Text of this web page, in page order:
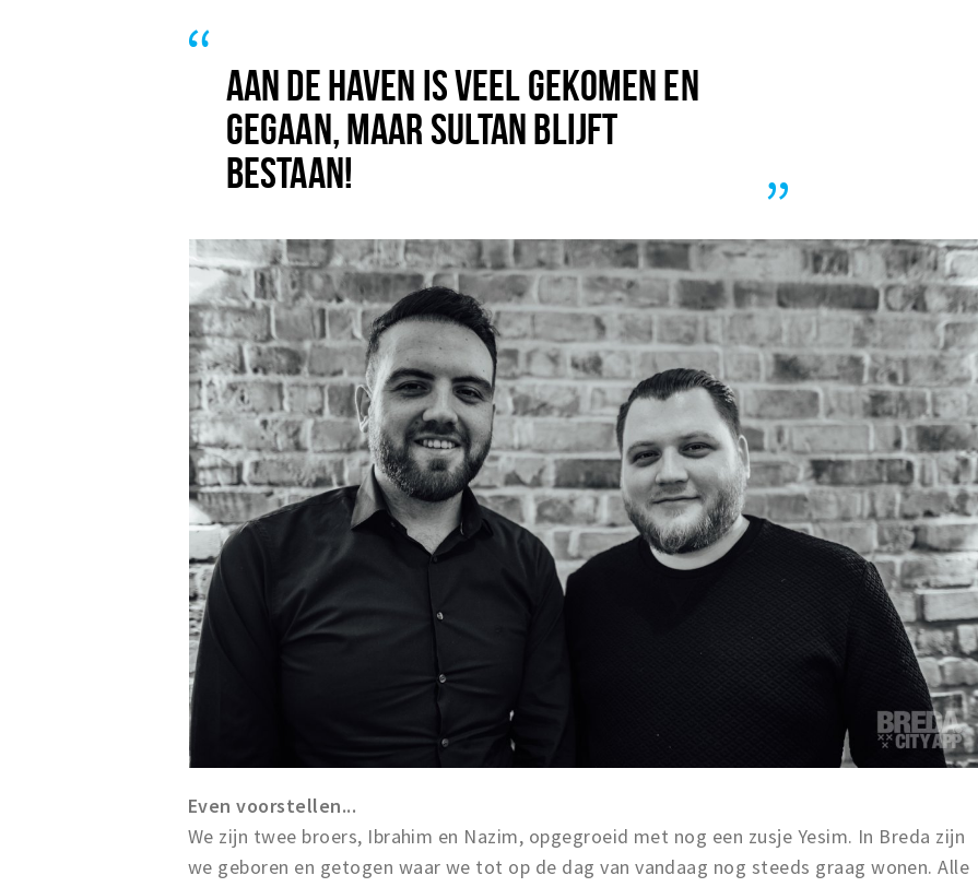
AAN DE HAVEN IS VEEL GEKOMEN EN
GEGAAN, MAAR SULTAN BLIJFT
BESTAAN!
Even voorstellen...
We zijn twee broers, Ibrahim en Nazim, opgegroeid met nog een zusje Yesim. In Breda zijn
we geboren en getogen waar we tot op de dag van vandaag nog steeds graag wonen. Alle